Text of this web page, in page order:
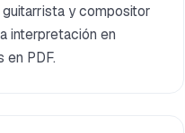
y compositor
interpretación en
en PDF.